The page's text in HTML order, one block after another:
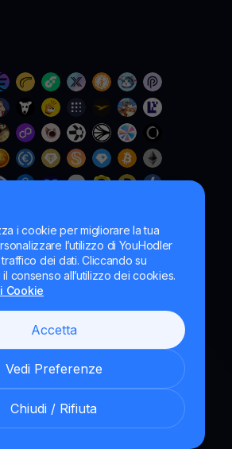
i cookie per migliorare la tua
l’utilizzo di YouHodler
dei dati. Cliccando su
il consenso all’utilizzo dei cookies.
Cookie
Accetta
Vedi Preferenze
Chiudi / Rifiuta